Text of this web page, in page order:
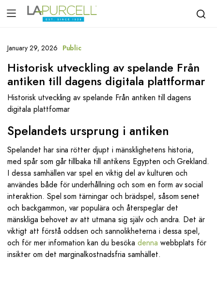
January 29, 2026 Public
Historisk utveckling av spelande Från
antiken till dagens digitala plattformar
Historisk utveckling av spelande Från antiken till dagens
digitala plattformar
Spelandets ursprung i antiken
Spelandet har sina rötter djupt i mänsklighetens historia,
med spår som går tillbaka till antikens Egypten och Grekland.
I dessa samhällen var spel en viktig del av kulturen och
användes både för underhållning och som en form av social
interaktion. Spel som tärningar och brädspel, såsom senet
och backgammon, var populära och återspeglar det
mänskliga behovet av att utmana sig själv och andra. Det är
viktigt att förstå oddsen och sannolikheterna i dessa spel,
och för mer information kan du besöka denna webbplats för
insikter om det marginalkostnadsfria samhället.